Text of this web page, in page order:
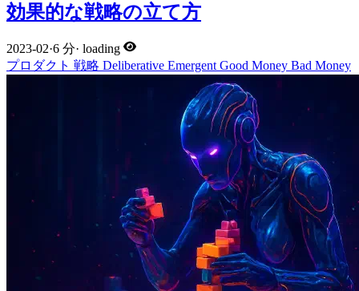
効果的な戦略の立て方
2023-02·6 分· loading
プロダクト 戦略 Deliberative EmergentGood Money Bad Money